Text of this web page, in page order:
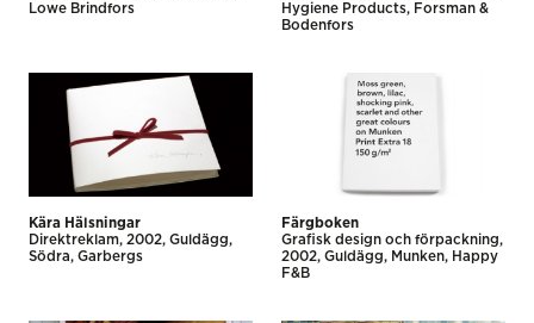
Lowe Brindfors
Hygiene Products
Forsman &
Bodenfors
Kära Hälsningar
Direkt­reklam 2002 Guldägg
Södra
Garbergs
Färgboken
Grafisk design och förpackning
2002 Guldägg Munken
Happy
F&B